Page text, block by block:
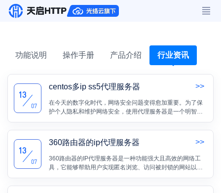
功能说明 操作手册 产品介绍 行业资讯
13
07
centos多ip ss5代理服务器 >>
在今天的数字化时代，网络安全问题变得愈加重要。为了保
护个人隐私和维护网络安全，使用代理服务器是一个明智的
选择。而ss5代理服务器是一种广泛应用的代理服务器软件，
它不仅可以提供安全的浏览体验，还能够实现多IP地址的管
理。
13
07
360路由器的ip代理服务器 >>
360路由器的IP代理服务器是一种功能强大且高效的网络工
具，它能够帮助用户实现匿名浏览、访问被封锁的网站以及
保护个人隐私。在本文中，我们将深入探讨360路由器的IP代
理服务器的工作原理、优势和适用场景。